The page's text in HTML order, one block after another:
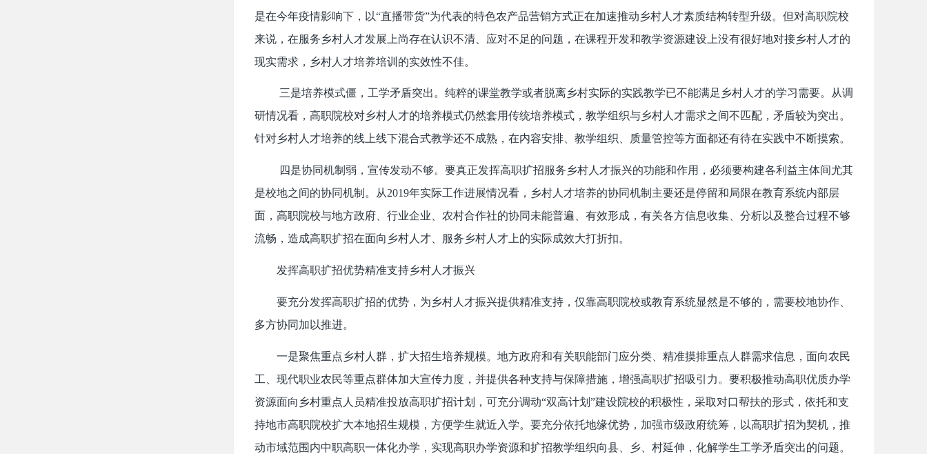
是在今年疫情影响下，以“直播带货”为代表的特色农产品营销方式正在加速推动乡村人才素质结构转型升级。但对高职院校
来说，在服务乡村人才发展上尚存在认识不清、应对不足的问题，在课程开发和教学资源建设上没有很好地对接乡村人才的
现实需求，乡村人才培养培训的实效性不佳。
三是培养模式僵，工学矛盾突出。纯粹的课堂教学或者脱离乡村实际的实践教学已不能满足乡村人才的学习需要。从调
研情况看，高职院校对乡村人才的培养模式仍然套用传统培养模式，教学组织与乡村人才需求之间不匹配，矛盾较为突出。
针对乡村人才培养的线上线下混合式教学还不成熟，在内容安排、教学组织、质量管控等方面都还有待在实践中不断摸索。
四是协同机制弱，宣传发动不够。要真正发挥高职扩招服务乡村人才振兴的功能和作用，必须要构建各利益主体间尤其
是校地之间的协同机制。从2019年实际工作进展情况看，乡村人才培养的协同机制主要还是停留和局限在教育系统内部层
面，高职院校与地方政府、行业企业、农村合作社的协同未能普遍、有效形成，有关各方信息收集、分析以及整合过程不够
流畅，造成高职扩招在面向乡村人才、服务乡村人才上的实际成效大打折扣。
发挥高职扩招优势精准支持乡村人才振兴
要充分发挥高职扩招的优势，为乡村人才振兴提供精准支持，仅靠高职院校或教育系统显然是不够的，需要校地协作、
多方协同加以推进。
一是聚焦重点乡村人群，扩大招生培养规模。地方政府和有关职能部门应分类、精准摸排重点人群需求信息，面向农民
工、现代职业农民等重点群体加大宣传力度，并提供各种支持与保障措施，增强高职扩招吸引力。要积极推动高职优质办学
资源面向乡村重点人员精准投放高职扩招计划，可充分调动“双高计划”建设院校的积极性，采取对口帮扶的形式，依托和支
持地市高职院校扩大本地招生规模，方便学生就近入学。要充分依托地缘优势，加强市级政府统筹，以高职扩招为契机，推
动市域范围内中职高职一体化办学，实现高职办学资源和扩招教学组织向县、乡、村延伸，化解学生工学矛盾突出的问题。